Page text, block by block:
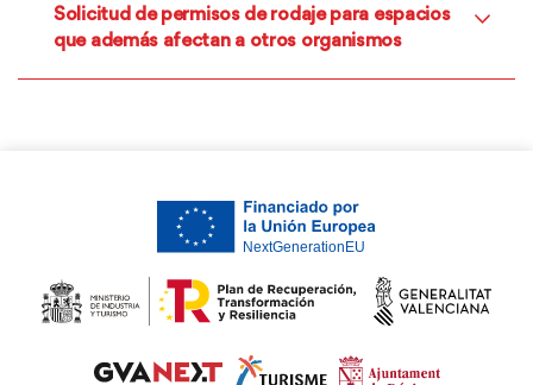
Solicitud de permisos de rodaje para espacios
que además afectan a otros organismos